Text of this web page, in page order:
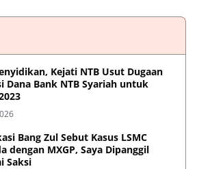
Kejati NTB Usut Dugaan
Dana Bank NTB Syariah untuk
Bang Zul Sebut Kasus LSMC
dengan MXGP, Saya Dipanggil
Saksi